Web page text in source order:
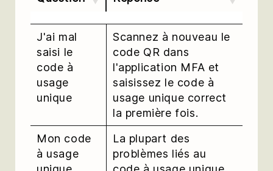
J'ai mal
saisi le
code à
usage
unique
Scannez à nouveau le
code QR dans
l'application MFA et
saisissez le code à
usage unique correct
la première fois.
Mon code
à usage
La plupart des
problèmes liés au